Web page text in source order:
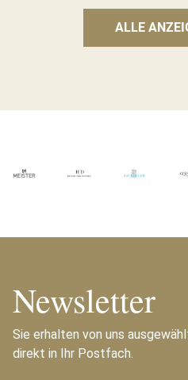
ALLE
Newsletter
Sie erhalten von uns
direkt in Ihr Postfach.